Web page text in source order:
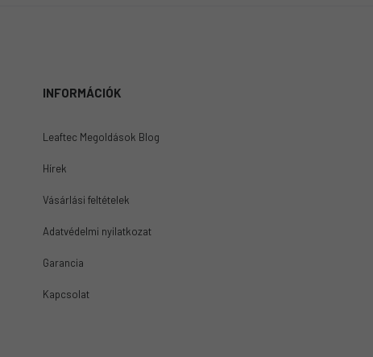
INFORMÁCIÓK
Leaftec Megoldások Blog
Hírek
Vásárlási feltételek
Adatvédelmi nyilatkozat
Garancia
Kapcsolat